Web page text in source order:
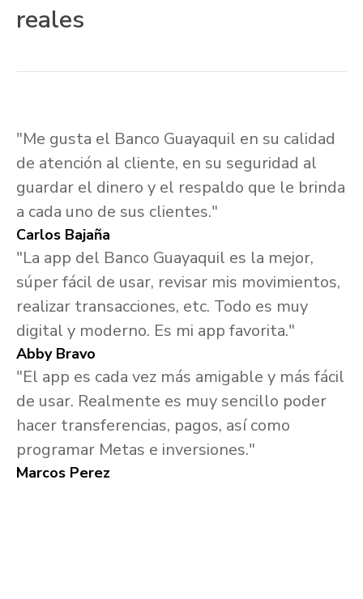
reales
"Me gusta el Banco Guayaquil en su calidad
de atención al cliente, en su seguridad al
guardar el dinero y el respaldo que le brinda
a cada uno de sus clientes."
Carlos Bajaña
"La app del Banco Guayaquil es la mejor,
súper fácil de usar, revisar mis movimientos,
realizar transacciones, etc. Todo es muy
digital y moderno. Es mi app favorita."
Abby Bravo
"El app es cada vez más amigable y más fácil
de usar. Realmente es muy sencillo poder
hacer transferencias, pagos, así como
programar Metas e inversiones."
Marcos Perez